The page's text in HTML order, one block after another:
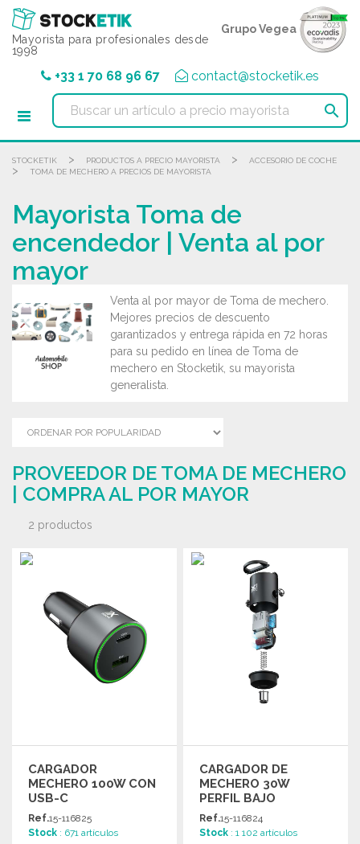
Mayorista para profesionales desde
1998
Grupo Vegea
+33 1 70 68 96 67 contact@stocketik.es

STOCKETIK > PRODUCTOS A PRECIO MAYORISTA > ACCESORIO DE COCHE
> TOMA DE MECHERO A PRECIOS DE MAYORISTA
Mayorista Toma de
encendedor | Venta al por
mayor
Venta al por mayor de Toma de mechero.
Mejores precios de descuento
garantizados y entrega rápida en 72 horas
para su pedido en línea de Toma de
mechero en Stocketik, su mayorista
generalista.
PROVEEDOR DE TOMA DE MECHERO
| COMPRA AL POR MAYOR
2 productos
CARGADOR
MECHERO 100W CON
USB-C
Ref.15-116825
Stock : 671 artículos
CARGADOR DE
MECHERO 30W
PERFIL BAJO
Ref.15-116824
Stock : 1 102 artículos
Panel de gestión de cookies